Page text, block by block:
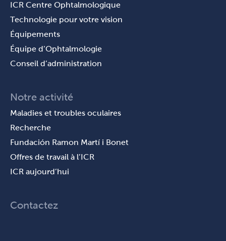
ICR Centre Ophtalmologique
Technologie pour votre vision
Équipements
Équipe d’Ophtalmologie
Conseil d’administration
Notre activité
Maladies et troubles oculaires
Recherche
Fundación Ramon Martí i Bonet
Offres de travail à l’ICR
ICR aujourd’hui
Contactez